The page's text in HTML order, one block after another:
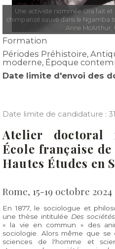
Une activiste nommée Ora fait
chimpanzé sauvé dans le Ngamba
Anne
Formation
Périodes Préhistoire,
moderne, Époque
Date limite d'envoi des
Date limite de candidature :
Atelier doctoral
École française
Hautes Études en
Rome, 15-19 octobre 2024
En 1877, le sociologue et
une thèse intitulée Des
« la vie en commun » des
sociologie. Alors même que se
sciences de l'homme et